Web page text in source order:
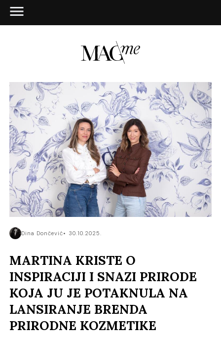
Dina Dončević 30.10.2025.
MARTINA KRISTE O
INSPIRACIJI I SNAZI PRIRODE
KOJA JU JE POTAKNULA NA
LANSIRANJE BRENDA
PRIRODNE KOZMETIKE